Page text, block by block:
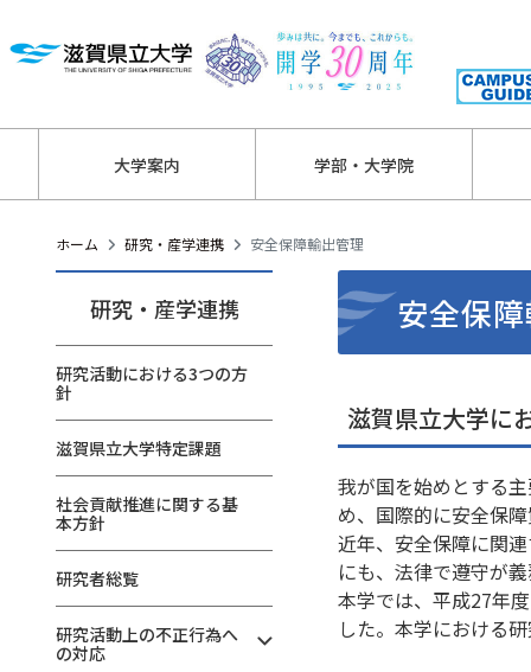
大学案内 学部・大学院
ホーム 研究・産学連携 安全保障輸出管理
研究・産学連携
研究活動における3つの方
針
滋賀県立大学特定課題
社会貢献推進に関する基
本方針
研究者総覧
研究活動上の不正行為へ
の対応
安全保
滋賀県立大学に
我が国を始めとする
め、国際的に安全保
近年、安全保障に関
にも、法律で遵守が
本学では、平成27年
した。本学における